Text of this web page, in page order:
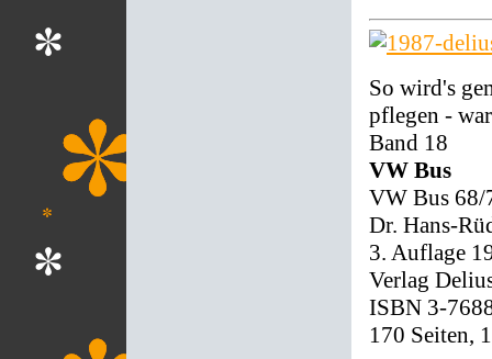
So wird's
pflegen -
Band 18
VW Bus
VW Bus 68/
Dr. Hans-
3. Auflage
Verlag
ISBN 3-
170 Seiten,